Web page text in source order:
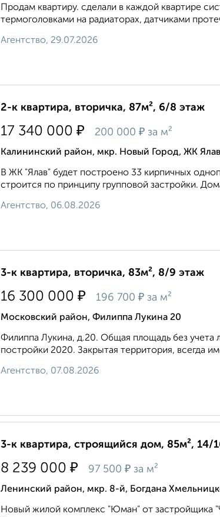
Продам квартиру. сделали в каждой квартире
термоголовками на радиаторах, датчиками
Агентство, 29.07.2026
2-к квартира, вторичка, 87м², 6/8 этаж
17 340 000 ₽ 200 000 ₽ за м²
Калининский район, мкр. Новый Город, ЖК
В ЖК "Ялав" будет построено 33 кирпичных
строится по принципу групповой застройки.
Агентство, 06.08.2026
3-к квартира, вторичка, 83м², 8/9 этаж
16 300 000 ₽ 196 700 ₽ за м²
Московский район, Филиппа Лукина 20
Филиппа Лукина, д.20. Общая площадь без
постройки 2020. Закрытая территория, всегда
Агентство, 07.08.2026
3-к квартира, строящийся дом, 85м², 14/
8 239 000 ₽ 97 500 ₽ за м²
Ленинский район, мкр. 8-й, Богдана
Новый жилой комплекс "Юман" от застройщика